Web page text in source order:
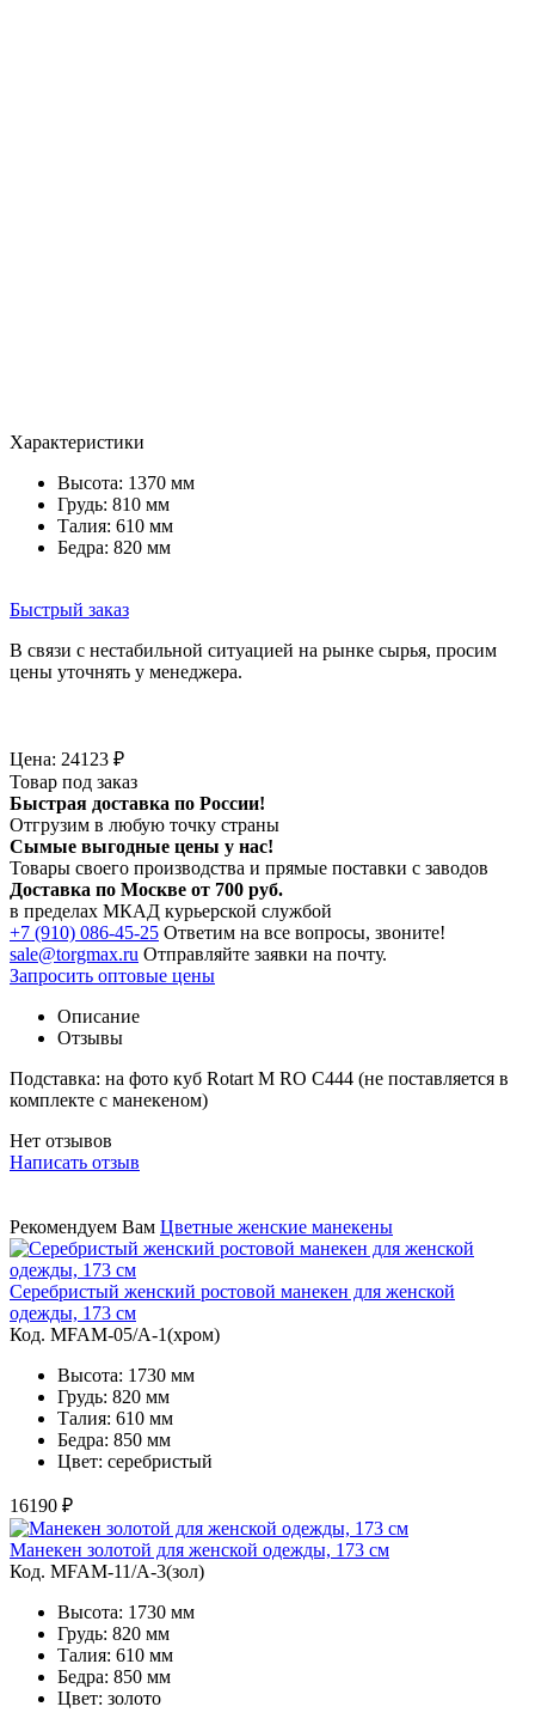
Характеристики
Высота: 1370 мм
Грудь: 810 мм
Талия: 610 мм
Бедра: 820 мм
Быстрый заказ
В связи с нестабильной ситуацией на рынке сырья, просим
цены уточнять у менеджера.
Цена: 24123 ₽
Товар под заказ
Быстрая доставка по России!
Отгрузим в любую точку страны
Сымые выгодные цены у нас!
Товары своего производства и прямые поставки с заводов
Доставка по Москве от 700 руб.
в пределах МКАД курьерской службой
+7 (910) 086-45-25 Ответим на все вопросы, звоните!
sale@torgmax.ru Отправляйте заявки на почту.
Запросить оптовые цены
Описание
Отзывы
Подставка: на фото куб Rotart M RO C444 (не поставляется в
комплекте с манекеном)
Нет отзывов
Написать отзыв
Рекомендуем Вам Цветные женские манекены
Серебристый женский ростовой манекен для женской
одежды, 173 см
Код. MFAM-05/A-1(хром)
Высота: 1730 мм
Грудь: 820 мм
Талия: 610 мм
Бедра: 850 мм
Цвет: серебристый
16190 ₽
Манекен золотой для женской одежды, 173 см
Код. MFAM-11/A-3(зол)
Высота: 1730 мм
Грудь: 820 мм
Талия: 610 мм
Бедра: 850 мм
Цвет: золото